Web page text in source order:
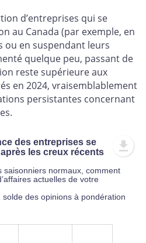
d’entreprises qui se
au Canada (par exemple, en
ou en suspendant leurs
quelque peu, passant de
reste supérieure aux
en 2024, vraisemblablement
persistantes concernant
des entreprises se
les creux récents
saisonniers normaux, comment
actuelles de votre
des opinions à pondération